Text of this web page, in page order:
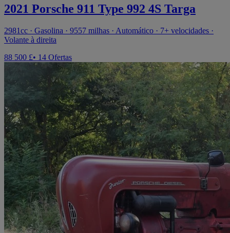
2021 Porsche 911 Type 992 4S Targa
2981cc · Gasolina · 9557 milhas · Automático · 7+ velocidades ·
Volante à direita
88 500 £• 14 Ofertas